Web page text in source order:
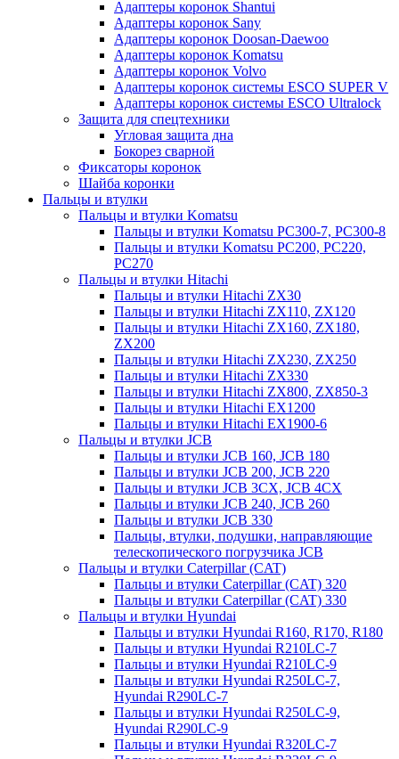
Адаптеры коронок Shantui
Адаптеры коронок Sany
Адаптеры коронок Doosan-Daewoo
Адаптеры коронок Komatsu
Адаптеры коронок Volvo
Адаптеры коронок системы ESCO SUPER V
Адаптеры коронок системы ESCO Ultralock
Защита для спецтехники
Угловая защита дна
Бокорез сварной
Фиксаторы коронок
Шайба коронки
Пальцы и втулки
Пальцы и втулки Komatsu
Пальцы и втулки Komatsu PC300-7, PC300-8
Пальцы и втулки Komatsu PC200, PC220,
PC270
Пальцы и втулки Hitachi
Пальцы и втулки Hitachi ZX30
Пальцы и втулки Hitachi ZX110, ZX120
Пальцы и втулки Hitachi ZX160, ZX180,
ZX200
Пальцы и втулки Hitachi ZX230, ZX250
Пальцы и втулки Hitachi ZX330
Пальцы и втулки Hitachi ZX800, ZX850-3
Пальцы и втулки Hitachi EX1200
Пальцы и втулки Hitachi EX1900-6
Пальцы и втулки JCB
Пальцы и втулки JCB 160, JCB 180
Пальцы и втулки JCB 200, JCB 220
Пальцы и втулки JCB 3CX, JCB 4CX
Пальцы и втулки JCB 240, JCB 260
Пальцы и втулки JCB 330
Пальцы, втулки, подушки, направляющие
телескопического погрузчика JCB
Пальцы и втулки Caterpillar (CAT)
Пальцы и втулки Caterpillar (CAT) 320
Пальцы и втулки Caterpillar (CAT) 330
Пальцы и втулки Hyundai
Пальцы и втулки Hyundai R160, R170, R180
Пальцы и втулки Hyundai R210LC-7
Пальцы и втулки Hyundai R210LC-9
Пальцы и втулки Hyundai R250LC-7,
Hyundai R290LC-7
Пальцы и втулки Hyundai R250LC-9,
Hyundai R290LC-9
Пальцы и втулки Hyundai R320LC-7